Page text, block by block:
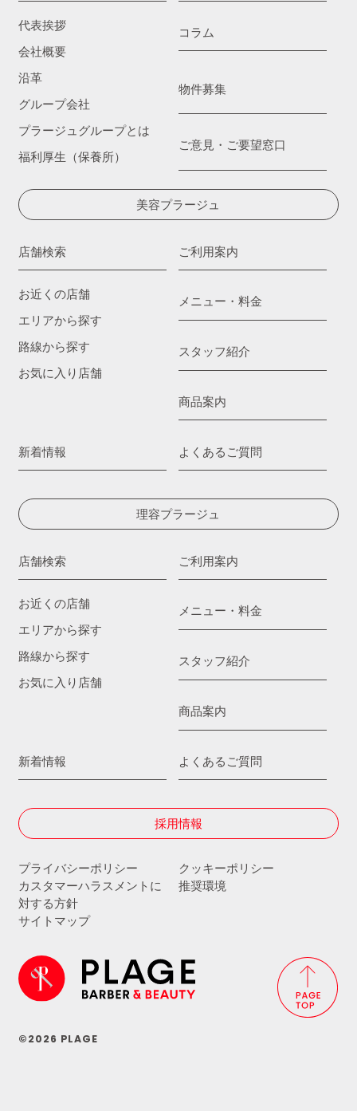
代表挨拶
会社概要
沿革
グループ会社
プラージュグループとは
福利厚生（保養所）
コラム
物件募集
ご意見・ご要望窓口
美容プラージュ
店舗検索
お近くの店舗
エリアから探す
路線から探す
お気に入り店舗
ご利用案内
メニュー・料金
スタッフ紹介
商品案内
新着情報 よくあるご質問
理容プラージュ
店舗検索
お近くの店舗
エリアから探す
路線から探す
お気に入り店舗
ご利用案内
メニュー・料金
スタッフ紹介
商品案内
新着情報 よくあるご質問
採用情報
プライバシーポリシー
クッキーポリシー
カスタマーハラスメントに
対する方針
推奨環境
サイトマップ
©2026 PLAGE